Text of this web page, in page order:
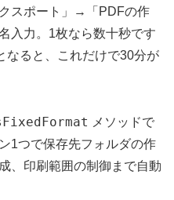
スポート」→「PDFの作
入力。1枚なら数十秒です
なると、これだけで30分が
メソッドで
1つで保存先フォルダの作
、印刷範囲の制御まで自動